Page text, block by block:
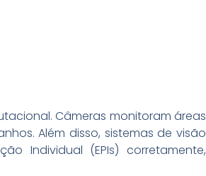
Câmeras monitoram áreas
Além disso, sistemas de visão
Individual (EPIs) corretamente,